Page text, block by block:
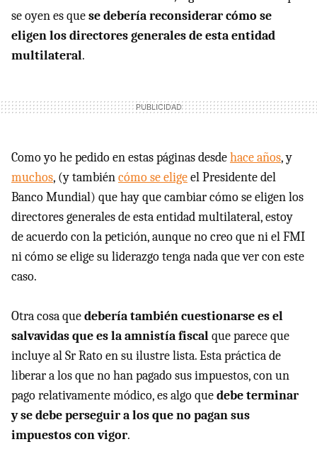
se oyen es quese debería reconsiderar cómo se
eligen los directores generales de esta entidad
multilateral.
Como yo he pedido en estas páginas desdehace años, y
muchos, (y tambiéncómo se eligeel Presidente del
Banco Mundial) que hay que cambiar cómo se eligen los
directores generales de esta entidad multilateral, estoy
de acuerdo con la petición, aunque no creo que ni el FMI
ni cómo se elige su liderazgo tenga nada que ver con este
caso.
Otra cosa quedebería también cuestionarse es el
salvavidas que es la amnistía fiscalque parece que
incluye al Sr Rato en su ilustre lista. Esta práctica de
liberar a los que no han pagado sus impuestos, con un
pago relativamente módico, es algo quedebe terminar
y se debe perseguir a los que no pagan sus
impuestos con vigor.